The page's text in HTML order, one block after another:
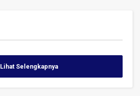
Lihat Selengkapnya